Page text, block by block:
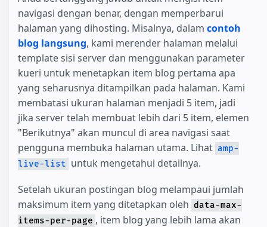
navigasi dengan benar, dengan memperbarui
halaman yang dihosting. Misalnya, dalam contoh
blog langsung, kami merender halaman melalui
template sisi server dan menggunakan parameter
kueri untuk menetapkan item blog pertama apa
yang seharusnya ditampilkan pada halaman. Kami
membatasi ukuran halaman menjadi 5 item, jadi
jika server telah membuat lebih dari 5 item, elemen
"Berikutnya" akan muncul di area navigasi saat
pengguna membuka halaman utama. Lihat amp-
live-list untuk mengetahui detailnya.
Setelah ukuran postingan blog melampaui jumlah
maksimum item yang ditetapkan oleh data-max-
items-per-page , item blog yang lebih lama akan